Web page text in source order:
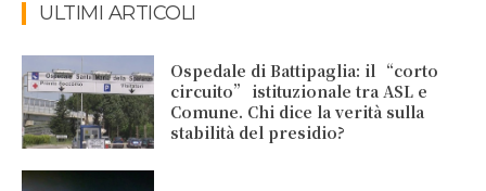
ULTIMI ARTICOLI
Ospedale di Battipaglia: il “corto
circuito” istituzionale tra ASL e
Comune. Chi dice la verità sulla
stabilità del presidio?